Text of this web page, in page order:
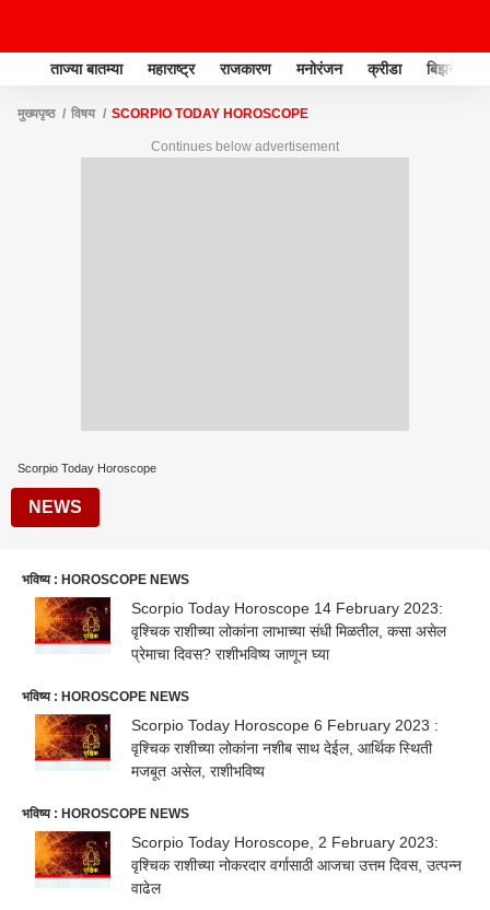
ताज्या बातम्या महाराष्ट्र राजकारण मनोरंजन क्रीडा बिझनेस
मुख्यपृष्ठ विषय SCORPIO TODAY HOROSCOPE
Continues below advertisement
Scorpio Today Horoscope
NEWS
भविष्य : HOROSCOPE NEWS
Scorpio Today Horoscope 14 February 2023:
वृश्चिक राशीच्या लोकांना लाभाच्या संधी मिळतील, कसा असेल
प्रेमाचा दिवस? राशीभविष्य जाणून घ्या
भविष्य : HOROSCOPE NEWS
Scorpio Today Horoscope 6 February 2023 :
वृश्चिक राशीच्या लोकांना नशीब साथ देईल, आर्थिक स्थिती
मजबूत असेल, राशीभविष्य
भविष्य : HOROSCOPE NEWS
Scorpio Today Horoscope, 2 February 2023:
वृश्चिक राशीच्या नोकरदार वर्गासाठी आजचा उत्तम दिवस, उत्पन्न
वाढेल